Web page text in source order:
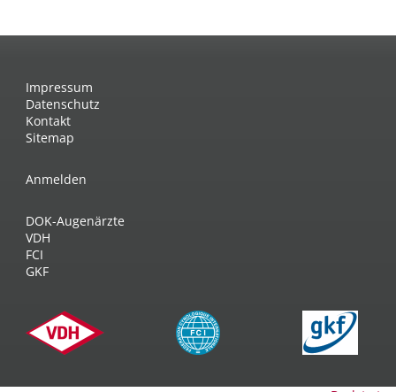
Impressum
Datenschutz
Kontakt
Sitemap
Anmelden
DOK-Augenärzte
VDH
FCI
GKF